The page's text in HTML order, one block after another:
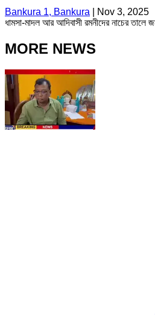
Bankura 1, Bankura
Nov 3, 2025
ধামসা-মাদল আর আদিবাসী রমনীদের নাচের
MORE NEWS